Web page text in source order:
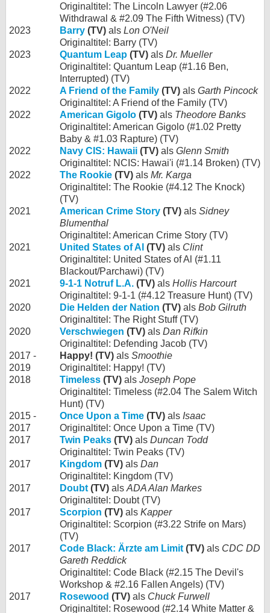
Originaltitel: The Lincoln Lawyer (#2.06
Withdrawal & #2.09 The Fifth Witness) (TV)
2023
Barry (TV) als Lon O'Neil
Originaltitel: Barry (TV)
2023
Quantum Leap (TV) als Dr. Mueller
Originaltitel: Quantum Leap (#1.16 Ben,
Interrupted) (TV)
2022
A Friend of the Family (TV) als Garth Pincock
Originaltitel: A Friend of the Family (TV)
2022
American Gigolo (TV) als Theodore Banks
Originaltitel: American Gigolo (#1.02 Pretty
Baby & #1.03 Rapture) (TV)
2022
Navy CIS: Hawaii (TV) als Glenn Smith
Originaltitel: NCIS: Hawai'i (#1.14 Broken) (TV)
2022
The Rookie (TV) als Mr. Karga
Originaltitel: The Rookie (#4.12 The Knock)
(TV)
2021
American Crime Story (TV) als Sidney
Blumenthal
Originaltitel: American Crime Story (TV)
2021
United States of Al (TV) als Clint
Originaltitel: United States of Al (#1.11
Blackout/Parchawi) (TV)
2021
9-1-1 Notruf L.A. (TV) als Hollis Harcourt
Originaltitel: 9-1-1 (#4.12 Treasure Hunt) (TV)
2020
Die Helden der Nation (TV) als Bob Gilruth
Originaltitel: The Right Stuff (TV)
2020
Verschwiegen (TV) als Dan Rifkin
Originaltitel: Defending Jacob (TV)
2017 -
2019
Happy! (TV) als Smoothie
Originaltitel: Happy! (TV)
2018
Timeless (TV) als Joseph Pope
Originaltitel: Timeless (#2.04 The Salem Witch
Hunt) (TV)
2015 -
2017
Once Upon a Time (TV) als Isaac
Originaltitel: Once Upon a Time (TV)
2017
Twin Peaks (TV) als Duncan Todd
Originaltitel: Twin Peaks (TV)
2017
Kingdom (TV) als Dan
Originaltitel: Kingdom (TV)
2017
Doubt (TV) als ADA Alan Markes
Originaltitel: Doubt (TV)
2017
Scorpion (TV) als Kapper
Originaltitel: Scorpion (#3.22 Strife on Mars)
(TV)
2017
Code Black: Ärzte am Limit (TV) als CDC DD
Gareth Reddick
Originaltitel: Code Black (#2.15 The Devil's
Workshop & #2.16 Fallen Angels) (TV)
2017
Rosewood (TV) als Chuck Furwell
Originaltitel: Rosewood (#2.14 White Matter &